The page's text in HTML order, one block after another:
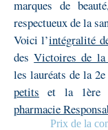
marques de
respectueux de la
Voici l’intégralité
desVictoires de la
les lauréats de la
petits et la 1ère
pharmacie
Prix de la